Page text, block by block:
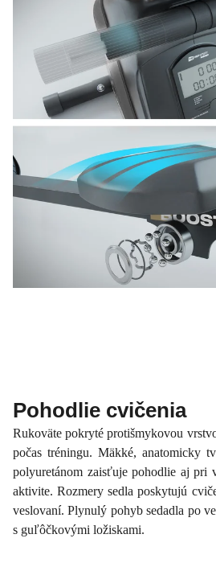
Pohodlie cvičenia
Rukoväte pokryté protišmykovou
počas tréningu. Mäkké, anatomicky
polyuretánom zaisťuje pohodlie aj pri
aktivite. Rozmery sedla poskytujú
veslovaní. Plynulý pohyb sedadla po
s guľôčkovými ložiskami.